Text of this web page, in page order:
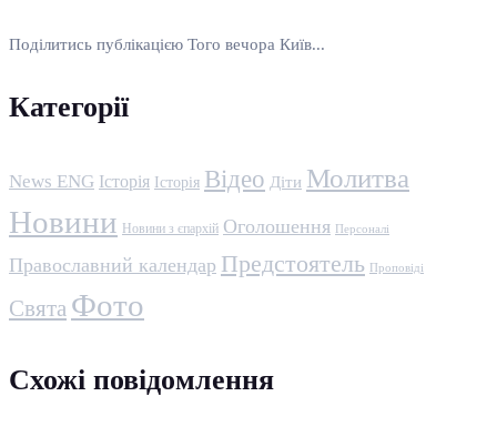
Поділитись публікацією Того вечора Київ...
Категорії
News ENG Історія Історія Відео Діти Молитва
Новини Новини з єпархій Оголошення Персоналі
Православний календар Предстоятель Проповіді
Свята Фото
Схожі повідомлення